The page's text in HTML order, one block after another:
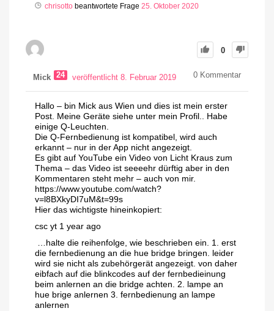
chrisotto beantwortete Frage 25. Oktober 2020
0
Mick 24 veröffentlicht 8. Februar 2019 0 Kommentar
Hallo – bin Mick aus Wien und dies ist mein erster
Post. Meine Geräte siehe unter mein Profil.. Habe
einige Q-Leuchten.
Die Q-Fernbedienung ist kompatibel, wird auch
erkannt – nur in der App nicht angezeigt.
Es gibt auf YouTube ein Video von Licht Kraus zum
Thema – das Video ist seeeehr dürftig aber in den
Kommentaren steht mehr – auch von mir.
https://www.youtube.com/watch?
v=l8BXkyDI7uM&t=99s
Hier das wichtigste hineinkopiert:
csc yt 1 year ago
…halte die reihenfolge, wie beschrieben ein. 1. erst
die fernbedienung an die hue bridge bringen. leider
wird sie nicht als zubehörgerät angezeigt. von daher
eibfach auf die blinkcodes auf der fernbedieinung
beim anlernen an die bridge achten. 2. lampe an
hue brige anlernen 3. fernbedienung an lampe
anlernen